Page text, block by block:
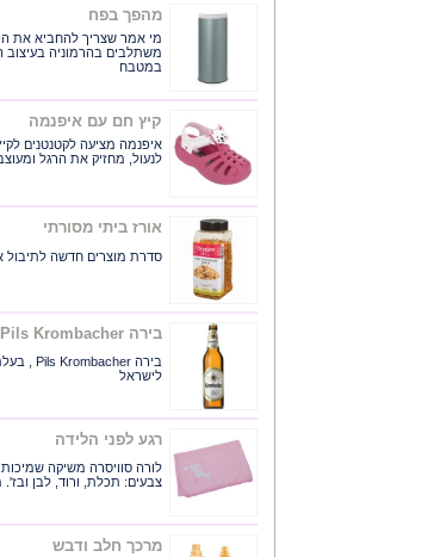
מהפך בפח
משתלבים בהרמוניה בעיצוב
במטבח
קיץ חם עם איפנמה
איפנמה מציעה לקטנטנים
לנעול, מחזיק את הרגל ומעוצב
אורז ביתי מסורתי
סדרת מוצרים חדשה לתיבול
בירה Pils Krombacher מגיעה לארץ
לישראל
רגע לפני הלידה
צבעים: תכלת, ורוד, לבן ובז'. מחיר:
מרכך חלב ודבש